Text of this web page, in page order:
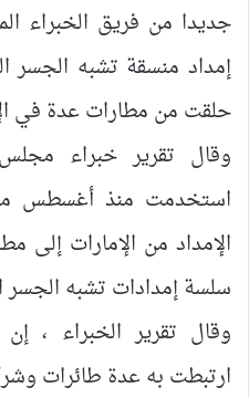
جديدا من فريق الخبراء
إمداد منسقة تشبه الجسر
حلقت من مطارات عدة في
وقال تقرير خبراء
استخدمت منذ أغسطس
الإمداد من الإمارات إلى
سلسة إمدادات تشبه الجسر
وقال تقرير الخبراء ،
ارتبطت به عدة طائرات